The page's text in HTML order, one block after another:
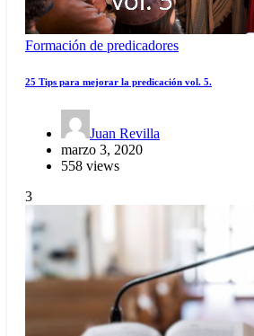
Formación de predicadores
25 Tips para mejorar la predicación vol. 5.
Juan Revilla
marzo 3, 2020
558 views
3